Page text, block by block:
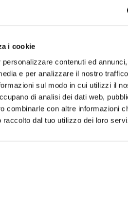
i cookie
contenuti ed
e per analizzare il nostro
sul modo in cui utilizzi il
di analisi dei dati web,
combinarle con altre informazioni
raccolto dal tuo utilizzo dei loro
accordi che
adeguato.
qualsiasi momento i diritti di cui
20 e 21 del Regolamento. In
di ottenere dal Titolare la
o meno dei dati personali che
caso, l’accesso alle
stati o saranno comunicati, in
di paesi terzi o
se non è possibile, i criteri